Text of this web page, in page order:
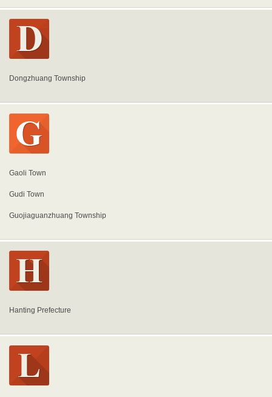
Dongzhuang Township
Gaoli Town
Gudi Town
Guojiaguanzhuang Township
Hanting Prefecture